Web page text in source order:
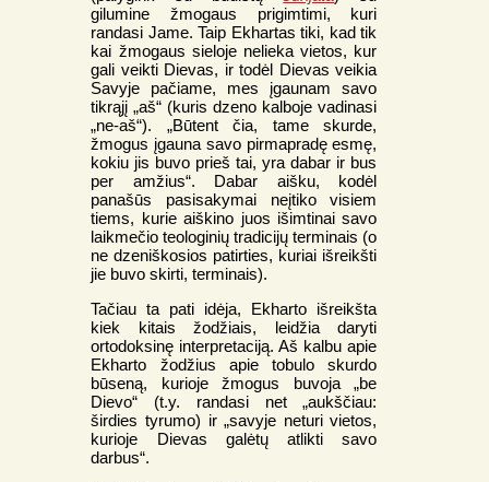
gilumine žmogaus prigimtimi, kuri
randasi Jame. Taip Ekhartas tiki, kad tik
kai žmogaus sieloje nelieka vietos, kur
gali veikti Dievas, ir todėl Dievas veikia
Savyje pačiame, mes įgaunam savo
tikrąjį „aš“ (kuris dzeno kalboje vadinasi
„ne-aš“). „Būtent čia, tame skurde,
žmogus įgauna savo pirmapradę esmę,
kokiu jis buvo prieš tai, yra dabar ir bus
per amžius“. Dabar aišku, kodėl
panašūs pasisakymai neįtiko visiem
tiems, kurie aiškino juos išimtinai savo
laikmečio teologinių tradicijų terminais (o
ne dzeniškosios patirties, kuriai išreikšti
jie buvo skirti, terminais).
Tačiau ta pati idėja, Ekharto išreikšta
kiek kitais žodžiais, leidžia daryti
ortodoksinę interpretaciją. Aš kalbu apie
Ekharto žodžius apie tobulo skurdo
būseną, kurioje žmogus buvoja „be
Dievo“ (t.y. randasi net „aukščiau:
širdies tyrumo) ir „savyje neturi vietos,
kurioje Dievas galėtų atlikti savo
darbus“.